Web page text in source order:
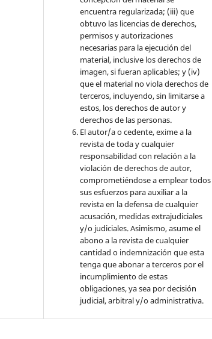
encuentra regularizada; (iii) que
obtuvo las licencias de derechos,
permisos y autorizaciones
necesarias para la ejecución del
material, inclusive los derechos de
imagen, si fueran aplicables; y (iv)
que el material no viola derechos de
terceros, incluyendo, sin limitarse a
estos, los derechos de autor y
derechos de las personas.
El autor/a o cedente, exime a la
revista de toda y cualquier
responsabilidad con relación a la
violación de derechos de autor,
comprometiéndose a emplear todos
sus esfuerzos para auxiliar a la
revista en la defensa de cualquier
acusación, medidas extrajudiciales
y/o judiciales. Asimismo, asume el
abono a la revista de cualquier
cantidad o indemnización que esta
tenga que abonar a terceros por el
incumplimiento de estas
obligaciones, ya sea por decisión
judicial, arbitral y/o administrativa.